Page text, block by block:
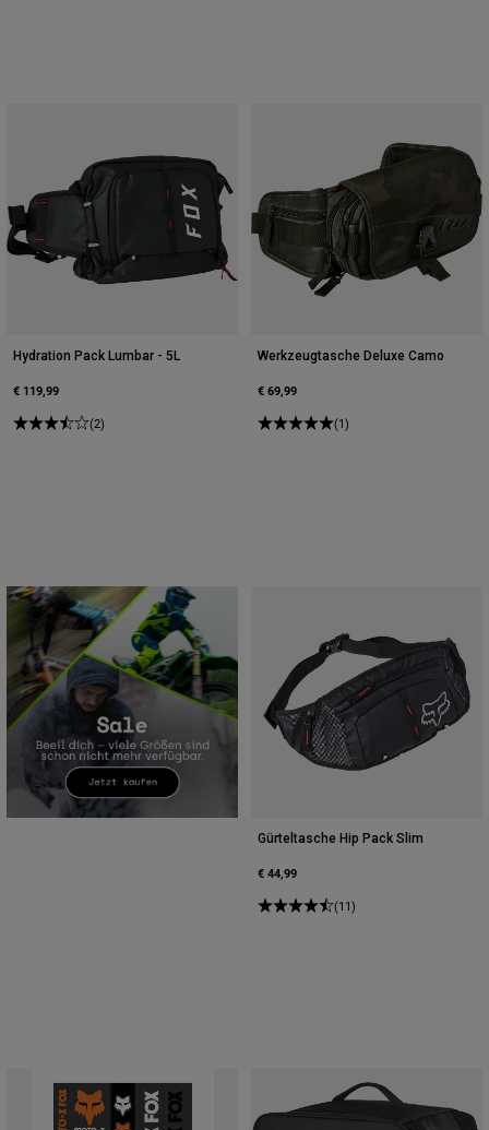
Hydration Pack Lumbar - 5L
€ 119,99
(2)
Werkzeugtasche Deluxe Camo
€ 69,99
(1)
Gürteltasche Hip Pack Slim
€ 44,99
(11)